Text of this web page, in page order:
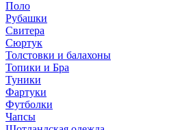
Поло
Рубашки
Свитера
Сюртук
Толстовки и балахоны
Топики и Бра
Туники
Фартуки
Футболки
Чапсы